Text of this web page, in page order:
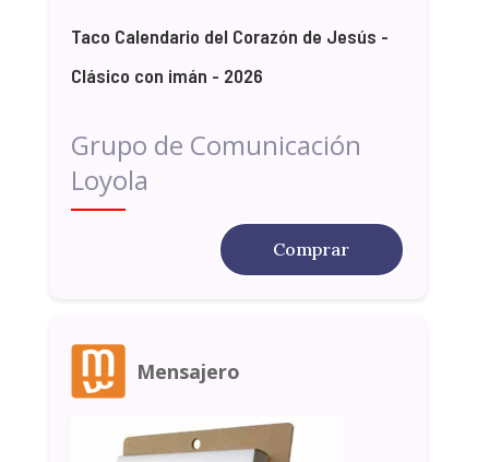
Taco Calendario del Corazón de Jesús -
Clásico con imán - 2026
Grupo de Comunicación
Loyola
Comprar
Mensajero